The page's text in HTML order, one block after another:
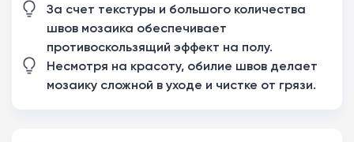
За счет текстуры и большого количества
швов мозаика обеспечивает
противоскользящий эффект на полу.
Несмотря на красоту, обилие швов делает
мозаику сложной в уходе и чистке от грязи.